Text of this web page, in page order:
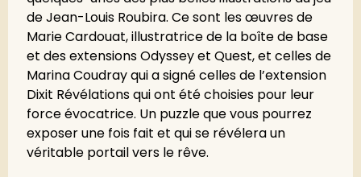
de Jean-Louis Roubira. Ce sont les œuvres de
Marie Cardouat, illustratrice de la boîte de base
et des extensions Odyssey et Quest, et celles de
Marina Coudray qui a signé celles de l’extension
Dixit Révélations qui ont été choisies pour leur
force évocatrice. Un puzzle que vous pourrez
exposer une fois fait et qui se révélera un
véritable portail vers le rêve.